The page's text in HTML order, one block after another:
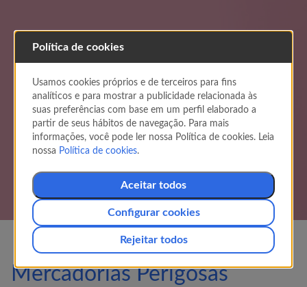
Objetos perigosos e
proibidos
As mercadorias perigosas e os objetos proibidos
são artigos ou substâncias que são capazes de
pôr em risco a saúde, a segurança, a
propriedade ou o meio ambiente. Não
obstante, algumas mercadorias podem ser
transportadas, de acordo com determinados
Mercadorias Perigosas
Política de cookies
Usamos cookies próprios e de terceiros para fins
analíticos e para mostrar a publicidade relacionada às
suas preferências com base em um perfil elaborado a
partir de seus hábitos de navegação. Para mais
informações, você pode ler nossa Política de cookies. Leia
nossa Política de cookies.
Aceitar todos
Rejeitar todos
Configurar cookies